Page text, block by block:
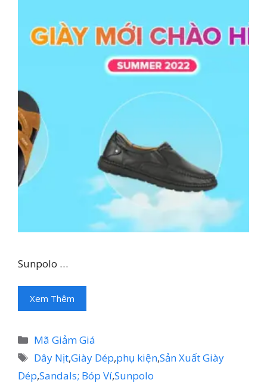
Sunpolo …
Xem Thêm
Danh
mục
Mã Giảm Giá
Thẻ
Dây Nịt,Giày Dép,phụ kiện,Sản Xuất Giày
Dép,Sandals; Bóp Ví,Sunpolo